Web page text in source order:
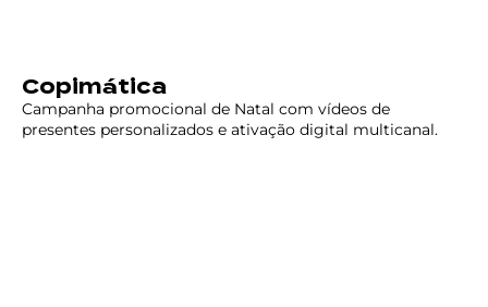
Copimática
Campanha promocional de Natal com vídeos de
presentes personalizados e ativação digital multicanal.